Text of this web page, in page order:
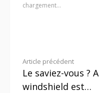
chargement…
Lire
la
Article précédent
Le saviez-vous ? A
windshield est…